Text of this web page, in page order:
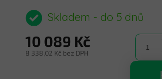
produktu
je
z
5
Skladem - do 5 dnů
10 089 Kč
8 338,02 Kč bez DPH